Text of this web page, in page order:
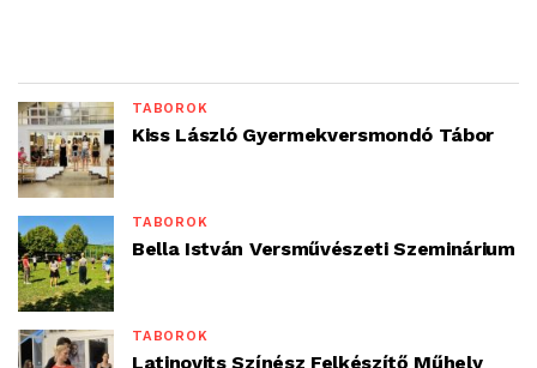
TÁBOROK
Kiss László Gyermekversmondó Tábor
TÁBOROK
Bella István Versművészeti Szeminárium
TÁBOROK
Latinovits Színész Felkészítő Műhely